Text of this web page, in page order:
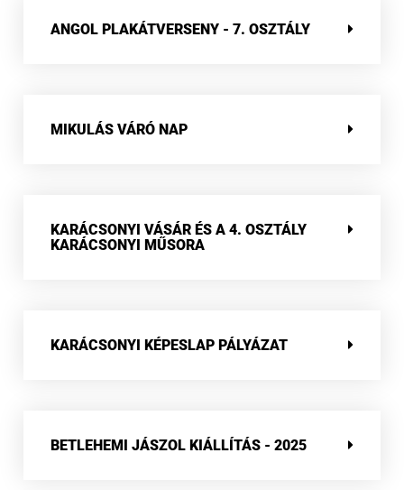
ANGOL PLAKÁTVERSENY - 7. OSZTÁLY
MIKULÁS VÁRÓ NAP
KARÁCSONYI VÁSÁR ÉS A 4. OSZTÁLY
KARÁCSONYI MŰSORA
KARÁCSONYI KÉPESLAP PÁLYÁZAT
BETLEHEMI JÁSZOL KIÁLLÍTÁS - 2025